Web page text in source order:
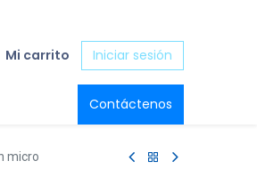
Mi carrito Iniciar sesión
Contáctenos
micro